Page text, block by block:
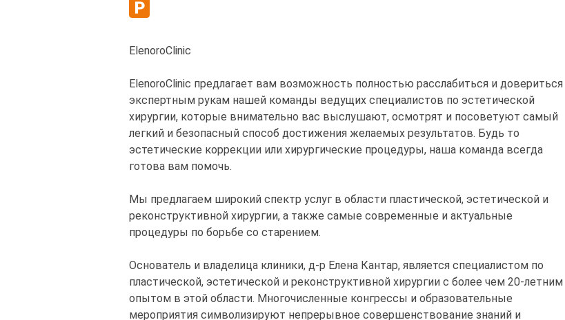
ElenoroClinic
ElenoroClinic предлагает вам возможность полностью расслабиться и довериться
экспертным рукам нашей команды ведущих специалистов по эстетической
хирургии, которые внимательно вас выслушают, осмотрят и посоветуют самый
легкий и безопасный способ достижения желаемых результатов. Будь то
эстетические коррекции или хирургические процедуры, наша команда всегда
готова вам помочь.
Мы предлагаем широкий спектр услуг в области пластической, эстетической и
реконструктивной хирургии, а также самые современные и актуальные
процедуры по борьбе со старением.
Основатель и владелица клиники, д-р Елена Кантар, является специалистом по
пластической, эстетической и реконструктивной хирургии с более чем 20-летним
опытом в этой области. Многочисленные конгрессы и образовательные
мероприятия символизируют непрерывное совершенствование знаний и